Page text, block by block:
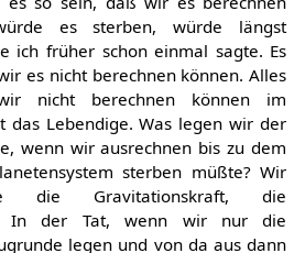
es sterben, würde längst
ich früher schon einmal sagte. Es
es nicht berechnen können. Alles
nicht berechnen können im
das Lebendige. Was legen wir der
wenn wir ausrechnen bis zu dem
sterben müßte? Wir
die Gravitationskraft, die
In der Tat, wenn wir nur die
legen und von da aus dann